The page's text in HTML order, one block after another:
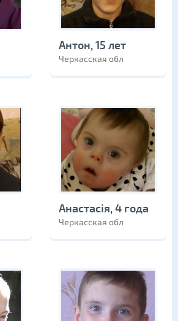
Антон, 15 лет
Черкасская обл
Анастасія, 4 года
Черкасская обл